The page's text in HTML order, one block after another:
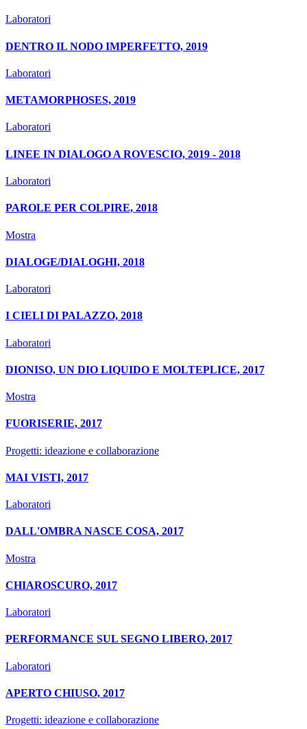
Laboratori
DENTRO IL NODO IMPERFETTO, 2019
Laboratori
METAMORPHOSES, 2019
Laboratori
LINEE IN DIALOGO A ROVESCIO, 2019 - 2018
Laboratori
PAROLE PER COLPIRE, 2018
Mostra
DIALOGE/DIALOGHI, 2018
Laboratori
I CIELI DI PALAZZO, 2018
Laboratori
DIONISO, UN DIO LIQUIDO E MOLTEPLICE, 2017
Mostra
FUORISERIE, 2017
Progetti: ideazione e collaborazione
MAI VISTI, 2017
Laboratori
DALL'OMBRA NASCE COSA, 2017
Mostra
CHIAROSCURO, 2017
Laboratori
PERFORMANCE SUL SEGNO LIBERO, 2017
Laboratori
APERTO CHIUSO, 2017
Progetti: ideazione e collaborazione